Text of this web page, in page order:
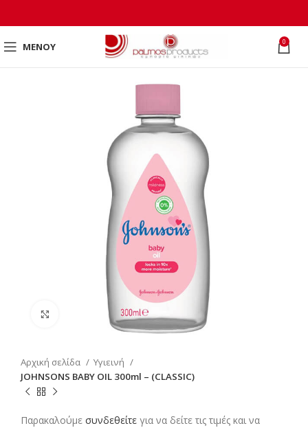
ΜΕΝΟΎ 0
Click to enlarge
Αρχική σελίδα
Υγιεινή
JOHNSONS BABY OIL 300ml – (CLASSIC)
Παρακαλούμε συνδεθείτε για να δείτε τις τιμές και να